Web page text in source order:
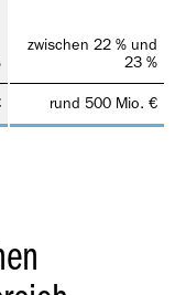
zwischen 22 % und
23 %
rund 500 Mio. €